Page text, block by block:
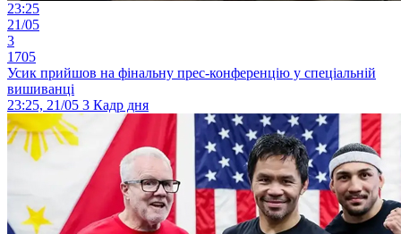
23:25
21/05
3
1705
Усик прийшов на фінальну прес-конференцію у спеціальній
вишиванці
23:25, 21/05 3 Кадр дня